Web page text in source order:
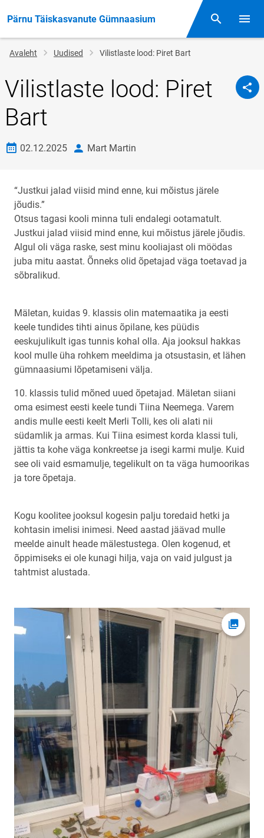
Pärnu Täiskasvanute Gümnaasium Otsing
Jälglink
Avaleht Uudised Vilistlaste lood: Piret Bart
Vilistlaste lood: Piret
Bart
Loomise kuupäev
02.12.2025 autorMart Martin
“Justkui jalad viisid mind enne, kui mõistus järele
jõudis.”
Otsus tagasi kooli minna tuli endalegi ootamatult.
Justkui jalad viisid mind enne, kui mõistus järele jõudis.
Algul oli väga raske, sest minu kooliajast oli möödas
juba mitu aastat. Õnneks olid õpetajad väga toetavad ja
sõbralikud.
Mäletan, kuidas 9. klassis olin matemaatika ja eesti
keele tundides tihti ainus õpilane, kes püüdis
eeskujulikult igas tunnis kohal olla. Aja jooksul hakkas
kool mulle üha rohkem meeldima ja otsustasin, et lähen
gümnaasiumi lõpetamiseni välja.
10. klassis tulid mõned uued õpetajad. Mäletan siiani
oma esimest eesti keele tundi Tiina Neemega. Varem
andis mulle eesti keelt Merli Tolli, kes oli alati nii
südamlik ja armas. Kui Tiina esimest korda klassi tuli,
jättis ta kohe väga konkreetse ja isegi karmi mulje. Kuid
see oli vaid esmamulje, tegelikult on ta väga humoorikas
ja tore õpetaja.
Kogu koolitee jooksul kogesin palju toredaid hetki ja
kohtasin imelisi inimesi. Need aastad jäävad mulle
meelde ainult heade mälestustega. Olen kogenud, et
õppimiseks ei ole kunagi hilja, vaja on vaid julgust ja
tahtmist alustada.
Ava